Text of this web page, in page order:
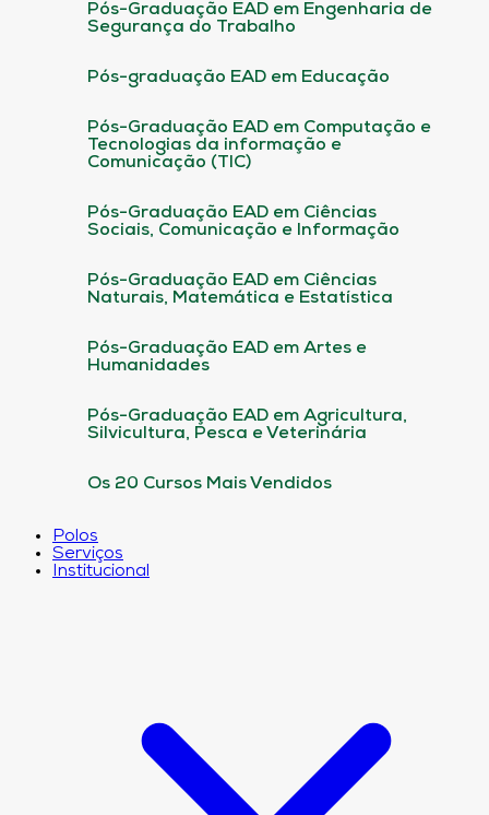
Pós-Graduação EAD em Engenharia de
Segurança do Trabalho
Pós-graduação EAD em Educação
Pós-Graduação EAD em Computação e
Tecnologias da informação e
Comunicação (TIC)
Pós-Graduação EAD em Ciências
Sociais, Comunicação e Informação
Pós-Graduação EAD em Ciências
Naturais, Matemática e Estatística
Pós-Graduação EAD em Artes e
Humanidades
Pós-Graduação EAD em Agricultura,
Silvicultura, Pesca e Veterinária
Os 20 Cursos Mais Vendidos
Polos
Serviços
Institucional